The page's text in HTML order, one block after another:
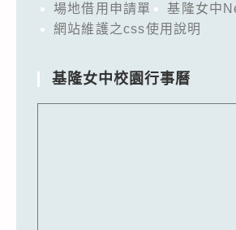
場地借用申請單
基隆女中
網站維護之css使用說明
基隆女中校園行事曆